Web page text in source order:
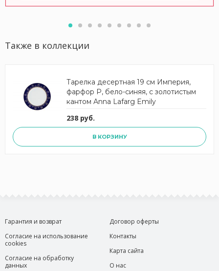
Также в коллекции
Тарелка десертная 19 см Империя,
фарфор P, бело-синяя, с золотистым
кантом Anna Lafarg Emily
238 руб.
В КОРЗИНУ
Гарантия и возврат
Согласие на использование
cookies
Согласие на обработку
данных
Договор оферты
Контакты
Карта сайта
О нас